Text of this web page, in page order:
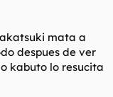
mata a
despues de ver
kabuto lo resucita